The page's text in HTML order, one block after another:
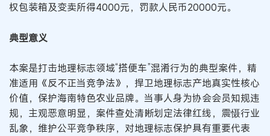
权包装箱及变卖所得4000元，罚款人民币20000元。
典型意义
本案是打击地理标志领域“搭便车”混淆行为的典型案件，精
准适用《反不正当竞争法》，捍卫地理标志产地真实性核心
价值，保护海南特色农业品牌。当事人身为协会会员知规违
规，主观恶意明显，案件查处清晰划定法律红线，震慑行业
乱象，维护公平竞争秩序，对地理标志保护具有重要代表